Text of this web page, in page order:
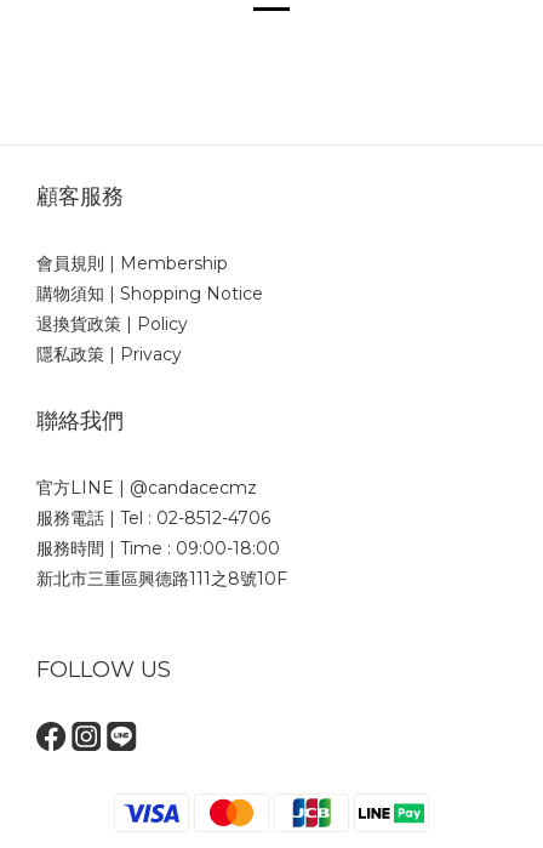
顧客服務
會員規則 | Membership
購物須知 | Shopping Notice
退換貨政策 | Policy
隱私政策 | Privacy
聯絡我們
官方LINE | @candacecmz
服務電話 | Tel : 02-8512-4706
服務時間 | Time : 09:00-18:00
新北市三重區興德路111之8號10F
FOLLOW US